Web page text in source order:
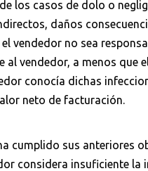
los casos de dolo o
daños
vendedor no sea
vendedor, a menos que
conocía dichas
neto de facturación.
cumplido sus anteriores
considera insuficiente